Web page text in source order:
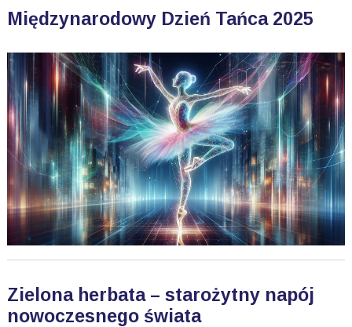
Międzynarodowy Dzień Tańca 2025
Zielona herbata – starożytny napój
nowoczesnego świata